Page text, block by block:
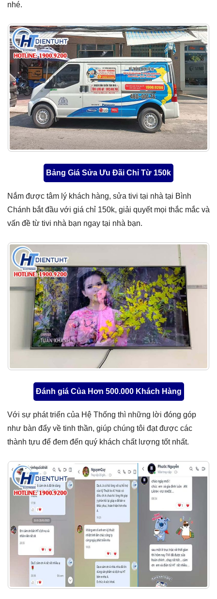
nhé.
Bảng Giá Sửa Ưu Đãi Chỉ Từ 150k
Nắm được tâm lý khách hàng, sửa tivi tại nhà tại Bình
Chánh bắt đầu với giá chỉ 150k, giải quyết mọi thắc mắc và
vấn đề từ tivi nhà bạn ngay tại nhà bạn.
Đánh giá Của Hơn 500.000 Khách Hàng
Với sự phát triển của Hệ Thống thì những lời đóng góp
như bàn đẩy về tinh thần, giúp chúng tôi đạt được các
thành tựu để đem đến quý khách chất lượng tốt nhất.